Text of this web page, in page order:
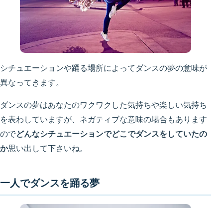
シチュエーションや踊る場所によってダンスの夢の意味が
異なってきます。
ダンスの夢はあなたのワクワクした気持ちや楽しい気持ち
を表わしていますが、ネガティブな意味の場合もあります
のでどんなシチュエーションでどこでダンスをしていたの
か思い出して下さいね。
一人でダンスを踊る夢